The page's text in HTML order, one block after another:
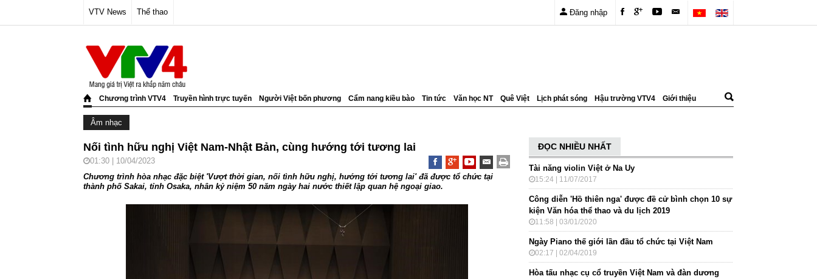
VTV News Thể thao Đăng nhập
Chương trình VTV4 Truyền hình trực tuyến Người Việt bốn phương Cẩm nang kiều bào Tin tức Văn học NT Quê Việt Lịch phát sóng Hậu trường VTV4 Giới thiệu
Âm nhạc
Nối tình hữu nghị Việt Nam-Nhật Bản, cùng hướng tới tương lai
01:30 | 10/04/2023
Chương trình hòa nhạc đặc biệt 'Vượt thời gian, nối tình hữu nghị, hướng tới tương lai' đã được tổ chức tại
thành phố Sakai, tỉnh Osaka, nhân kỷ niệm 50 năm ngày hai nước thiết lập quan hệ ngoại giao.
ĐỌC NHIỀU NHẤT
Tài năng violin Việt ở Na Uy
15:24 | 11/07/2017
Công diễn 'Hồ thiên nga' được đề cử bình chọn 10 sự
kiện Văn hóa thể thao và du lịch 2019
11:58 | 03/01/2020
Ngày Piano thế giới lần đầu tổ chức tại Việt Nam
02:17 | 02/04/2019
Hòa tấu nhạc cụ cổ truyền Việt Nam và đàn dương